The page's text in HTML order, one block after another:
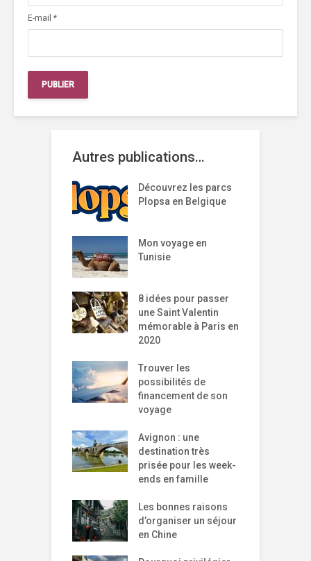
E-mail *
Autres publications…
Découvrez les parcs
Plopsa en Belgique
Mon voyage en
Tunisie
8 idées pour passer
une Saint Valentin
mémorable à Paris en
2020
Trouver les
possibilités de
financement de son
voyage
Avignon : une
destination très
prisée pour les week-
ends en famille
Les bonnes raisons
d’organiser un séjour
en Chine